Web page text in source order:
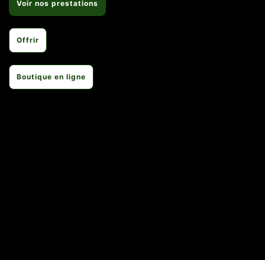
Voir nos prestations
Offrir
Boutique en ligne